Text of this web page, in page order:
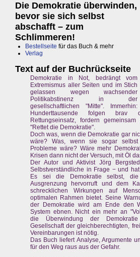
Die Demokratie überwinden,
bevor sie sich selbst
abschafft – zum
Schlimmeren!
Bestellseite für das Buch & mehr
Verlag
Text auf der Buchrückseite
Demokratie in Not, bedrängt vom
Extremismus aller Seiten und im Stich
gelassen wegen wachsender
Politikabstinenz in der
gesellschaftlichen "Mitte". Immerhin:
Hunderttausende folgen brav
Rettungseinsatz, fordern
"Rettet die Demokratie".
Doch was, wenn die Demokratie gar
wäre? Was, wenn sie sogar
Probleme wäre? Wäre mehr
Krisen dann nicht der Versuch, mit Öl
Der Autor und Aktivist Jörg
Selbstverständliche in Frage − und
Es sei die Demokratie selbst, die
Ausgrenzung hervorruft und dem
schrecklichen Wirkungen auf
optimalen Rahmen bietet. Seine
der Demokratie wird am Ende den
System ebnen. Nicht ein mehr an
die Überwindung der
Gesellschaft der gleichberechtigten,
Vereinbarungen ist nötig.
Das Buch liefert Analyse, Argumente
für den Weg raus aus der Gefahr.